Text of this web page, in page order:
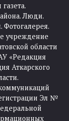
Люди.
учреждение
области
«Редакция
Аткарского
Эл №